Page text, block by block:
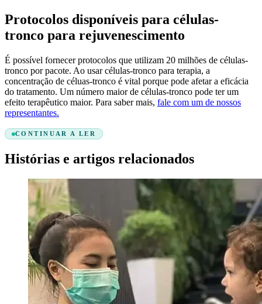
Protocolos disponíveis para células-
tronco para rejuvenescimento
É possível fornecer protocolos que utilizam 20 milhões de células-
tronco por pacote. Ao usar células-tronco para terapia, a
concentração de céluas-tronco é vital porque pode afetar a eficácia
do tratamento. Um número maior de células-tronco pode ter um
efeito terapêutico maior. Para saber mais, fale com um de nossos
representantes.
CONTINUAR A LER
Histórias e artigos relacionados